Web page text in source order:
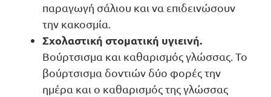
παραγωγή σάλιου και να επιδεινώσουν
την κακοσμία.
Σχολαστική στοματική υγιεινή.
Βούρτσισμα και καθαρισμός γλώσσας. Το
βούρτσισμα δοντιών δύο φορές την
ημέρα και ο καθαρισμός της γλώσσας